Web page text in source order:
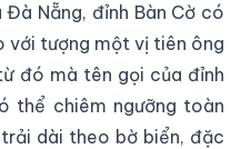
Nẵng, đỉnh Bàn Cờ có
với tượng một vị tiên ông
đó mà tên gọi của đỉnh
thể chiêm ngưỡng toàn
dài theo bờ biển, đặc